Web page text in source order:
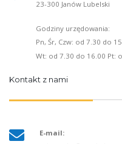
23-300 Janów Lubelski
Godziny urzędowania:
Pn, Śr, Czw: od 7.30 do
Wt: od 7.30 do 16.00 Pt:
Kontakt z nami
E-mail: